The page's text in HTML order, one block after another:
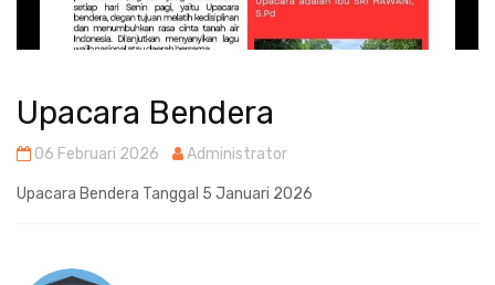
Upacara Bendera
06 Februari 2026 Administrator
Upacara Bendera Tanggal 5 Januari 2026